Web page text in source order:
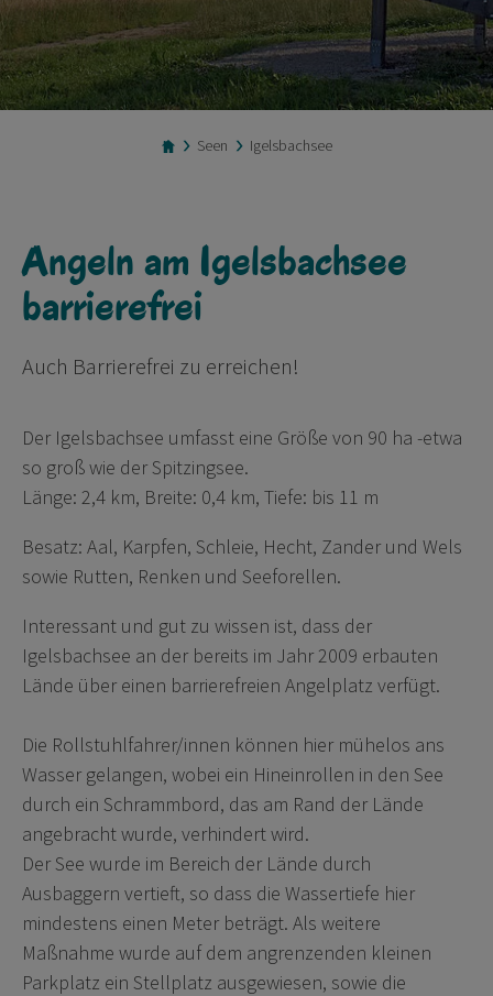
Seen Igelsbachsee
Angeln am Igelsbachsee
barrierefrei
Auch Barrierefrei zu erreichen!
Der Igelsbachsee umfasst eine Größe von 90 ha -etwa
so groß wie der Spitzingsee.
Länge: 2,4 km, Breite: 0,4 km, Tiefe: bis 11 m
Besatz: Aal, Karpfen, Schleie, Hecht, Zander und Wels
sowie Rutten, Renken und Seeforellen.
Interessant und gut zu wissen ist, dass der
Igelsbachsee an der bereits im Jahr 2009 erbauten
Lände über einen barrierefreien Angelplatz verfügt.
Die Rollstuhlfahrer/innen können hier mühelos ans
Wasser gelangen, wobei ein Hineinrollen in den See
durch ein Schrammbord, das am Rand der Lände
angebracht wurde, verhindert wird.
Der See wurde im Bereich der Lände durch
Ausbaggern vertieft, so dass die Wassertiefe hier
mindestens einen Meter beträgt. Als weitere
Maßnahme wurde auf dem angrenzenden kleinen
Parkplatz ein Stellplatz ausgewiesen, sowie die